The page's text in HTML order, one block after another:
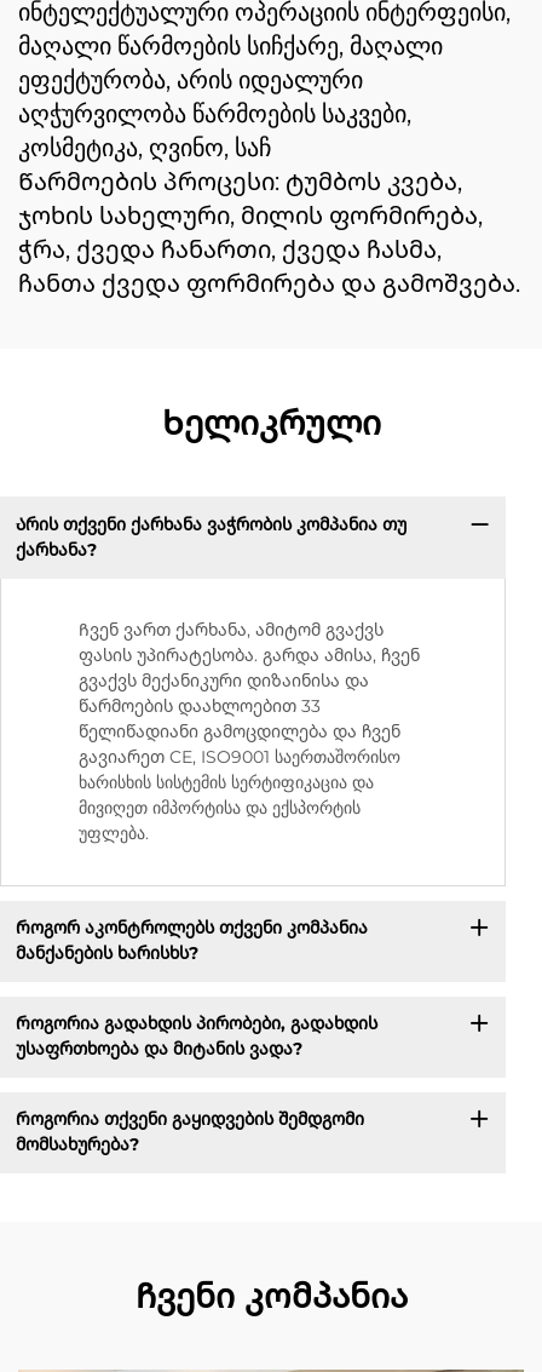
ინტელექტუალური ოპერაციის ინტერფეისი,
მაღალი წარმოების სიჩქარე, მაღალი
ეფექტურობა, არის იდეალური
აღჭურვილობა წარმოების საკვები,
კოსმეტიკა, ღვინო, საჩ
Წარმოების პროცესი: ტუმბოს კვება,
ჯოხის სახელური, მილის ფორმირება,
ჭრა, ქვედა ჩანართი, ქვედა ჩასმა,
ჩანთა ქვედა ფორმირება და გამოშვება.
Ხელიკრული
Არის თქვენი ქარხანა ვაჭრობის კომპანია თუ
ქარხანა?
Ჩვენ ვართ ქარხანა, ამიტომ გვაქვს
ფასის უპირატესობა. გარდა ამისა, ჩვენ
გვაქვს მექანიკური დიზაინისა და
წარმოების დაახლოებით 33
წელიწადიანი გამოცდილება და ჩვენ
გავიარეთ CE, ISO9001 საერთაშორისო
ხარისხის სისტემის სერტიფიკაცია და
მივიღეთ იმპორტისა და ექსპორტის
უფლება.
Როგორ აკონტროლებს თქვენი კომპანია
მანქანების ხარისხს?
Როგორია გადახდის პირობები, გადახდის
უსაფრთხოება და მიტანის ვადა?
Როგორია თქვენი გაყიდვების შემდგომი
მომსახურება?
Ჩვენი კომპანია